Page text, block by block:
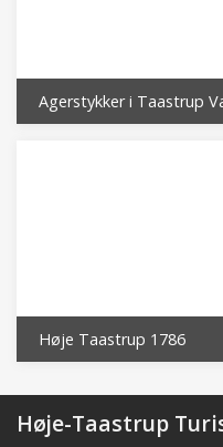
Agerstykker i Taastrup
Høje Taastrup 1786
Høje-Taastrup